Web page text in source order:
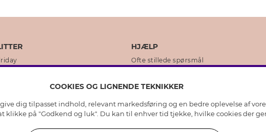
historie
HJÆLP
Ofte stillede spørsmål
Plejeråd ægte sølv
Plejeråd skindhandsker
COOKIES OG LIGNENDE TEKNIKKER
dig tilpasset indhold, relevant markedsføring og en bedre oplevelse af
klikke på "Godkend og luk". Du kan til enhver tid tjekke, hvilke cookies der